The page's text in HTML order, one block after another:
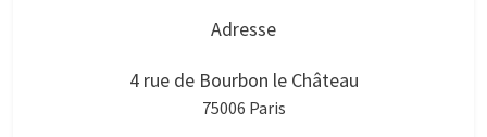
Adresse
4 rue de Bourbon le Château
75006 Paris